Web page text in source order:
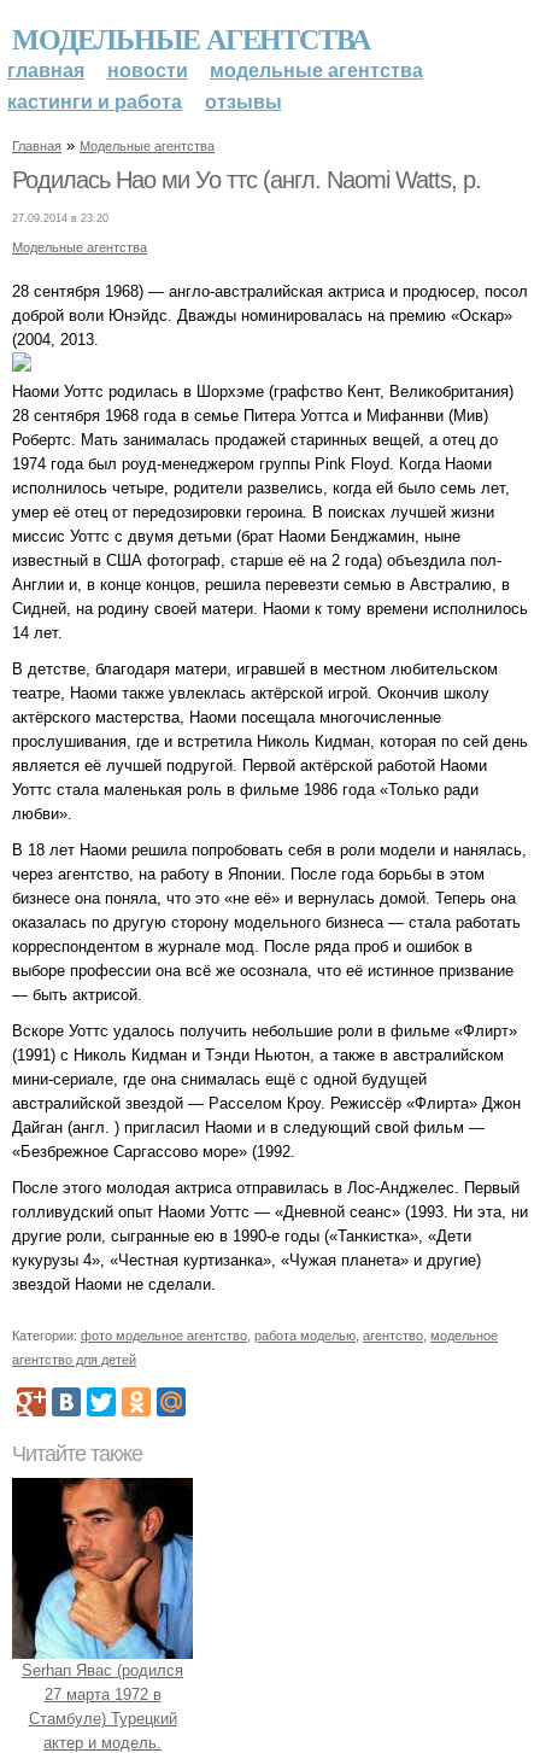
МОДЕЛЬНЫЕ АГЕНТСТВА
главная новости
модельные агентства
кастинги и работа
отзывы
Главная » Модельные агентства
Родилась Нао ми Уо ттс (англ. Naomi Watts, р.
27.09.2014 в 23:20
Модельные агентства
28 сентября 1968) — англо-австралийская актриса и продюсер, посол
доброй воли Юнэйдс. Дважды номинировалась на премию «Оскар»
(2004, 2013.
Наоми Уоттс родилась в Шорхэме (графство Кент, Великобритания)
28 сентября 1968 года в семье Питера Уоттса и Мифаннви (Мив)
Робертс. Мать занималась продажей старинных вещей, а отец до
1974 года был роуд-менеджером группы Pink Floyd. Когда Наоми
исполнилось четыре, родители развелись, когда ей было семь лет,
умер её отец от передозировки героина. В поисках лучшей жизни
миссис Уоттс с двумя детьми (брат Наоми Бенджамин, ныне
известный в США фотограф, старше её на 2 года) объездила пол-
Англии и, в конце концов, решила перевезти семью в Австралию, в
Сидней, на родину своей матери. Наоми к тому времени исполнилось
14 лет.
В детстве, благодаря матери, игравшей в местном любительском
театре, Наоми также увлеклась актёрской игрой. Окончив школу
актёрского мастерства, Наоми посещала многочисленные
прослушивания, где и встретила Николь Кидман, которая по сей день
является её лучшей подругой. Первой актёрской работой Наоми
Уоттс стала маленькая роль в фильме 1986 года «Только ради
любви».
В 18 лет Наоми решила попробовать себя в роли модели и нанялась,
через агентство, на работу в Японии. После года борьбы в этом
бизнесе она поняла, что это «не её» и вернулась домой. Теперь она
оказалась по другую сторону модельного бизнеса — стала работать
корреспондентом в журнале мод. После ряда проб и ошибок в
выборе профессии она всё же осознала, что её истинное призвание
— быть актрисой.
Вскоре Уоттс удалось получить небольшие роли в фильме «Флирт»
(1991) с Николь Кидман и Тэнди Ньютон, а также в австралийском
мини-сериале, где она снималась ещё с одной будущей
австралийской звездой — Расселом Кроу. Режиссёр «Флирта» Джон
Дайган (англ. ) пригласил Наоми и в следующий свой фильм —
«Безбрежное Саргассово море» (1992.
После этого молодая актриса отправилась в Лос-Анджелес. Первый
голливудский опыт Наоми Уоттс — «Дневной сеанс» (1993. Ни эта, ни
другие роли, сыгранные ею в 1990-е годы («Танкистка», «Дети
кукурузы 4», «Честная куртизанка», «Чужая планета» и другие)
звездой Наоми не сделали.
Категории: фото модельное агентство работа моделью агентство модельное
агентство для детей
Читайте также
Serhan Явас (родился
27 марта 1972 в
Стамбуле) Турецкий
актер и модель.